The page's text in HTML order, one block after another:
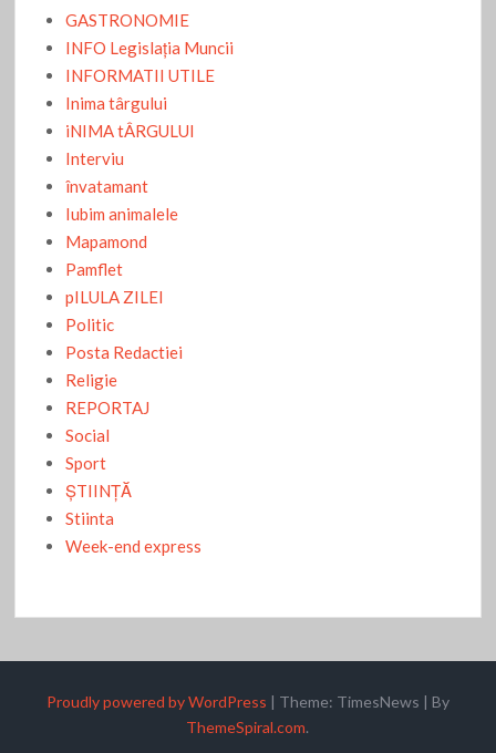
GASTRONOMIE
INFO Legislaţia Muncii
INFORMATII UTILE
Inima târgului
iNIMA tÂRGULUI
Interviu
învatamant
Iubim animalele
Mapamond
Pamflet
pILULA ZILEI
Politic
Posta Redactiei
Religie
REPORTAJ
Social
Sport
ŞTIINŢĂ
Stiinta
Week-end express
Proudly powered by WordPress | Theme: TimesNews | By
ThemeSpiral.com.